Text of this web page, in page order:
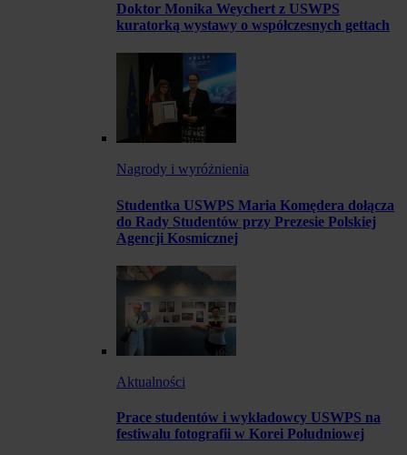
Doktor Monika Weychert z USWPS
kuratorką wystawy o współczesnych gettach
Nagrody i wyróżnienia
Studentka USWPS Maria Komędera dołącza
do Rady Studentów przy Prezesie Polskiej
Agencji Kosmicznej
Aktualności
Prace studentów i wykładowcy USWPS na
festiwalu fotografii w Korei Południowej